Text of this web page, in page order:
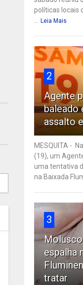
políticas locais
... Leia Mais
2
Agente
baleado
assalto
MESQUITA -
(19), um
uma tentativa
na Baixada
3
espalha
tratar